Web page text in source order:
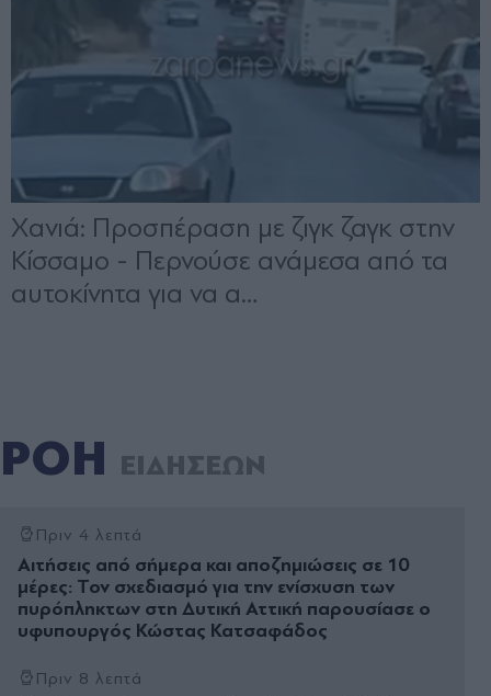
ΡΟΗ ΕΙΔΗΣΕΩΝ
Πριν 4 λεπτά
Αιτήσεις από σήμερα και αποζημιώσεις σε 10
μέρες: Τον σχεδιασμό για την ενίσχυση των
πυρόπληκτων στη Δυτική Αττική παρουσίασε ο
υφυπουργός Κώστας Κατσαφάδος
Πριν 8 λεπτά